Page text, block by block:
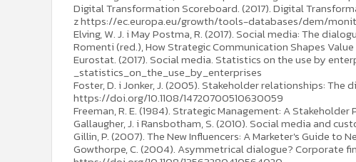
Digital Transformation Scoreboard. (2017). Digital
z https://ec.europa.eu/growth/tools-databases/dem/
Elving, W. J. i May Postma, R. (2017). Social media: The
Romenti (red.), How Strategic Communication Shapes
Eurostat. (2017). Social media. Statistics on the use by
_statistics_on_the_use_by_enterprises
Foster, D. i Jonker, J. (2005). Stakeholder relationships:
https://doi.org/10.1108/14720700510630059
Freeman, R. E. (1984). Strategic Management: A
Gallaugher, J. i Ransbotham, S. (2010). Social media and
Gillin, P. (2007). The New Influencers: A Marketer's Guide to
Gowthorpe, C. (2004). Asymmetrical dialogue? Corporate